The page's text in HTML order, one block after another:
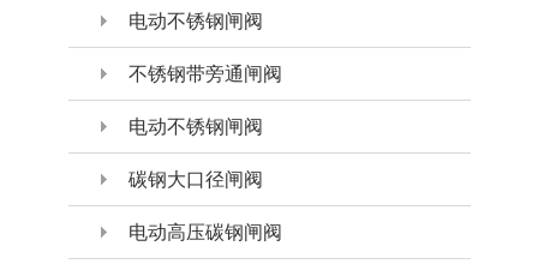
电动不锈钢闸阀
不锈钢带旁通闸阀
电动不锈钢闸阀
碳钢大口径闸阀
电动高压碳钢闸阀